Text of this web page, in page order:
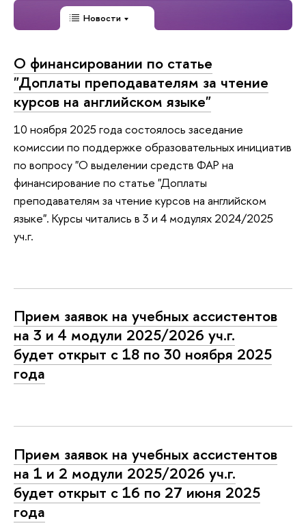
Новости
О финансировании по статье
"Доплаты преподавателям за чтение
курсов на английском языке"
10 ноября 2025 года состоялось заседание
комиссии по поддержке образовательных инициатив
по вопросу "О выделении средств ФАР на
финансирование по статье "Доплаты
преподавателям за чтение курсов на английском
языке". Курсы читались в 3 и 4 модулях 2024/2025
уч.г.
Прием заявок на учебных ассистентов
на 3 и 4 модули 2025/2026 уч.г.
будет открыт с 18 по 30 ноября 2025
года
Прием заявок на учебных ассистентов
на 1 и 2 модули 2025/2026 уч.г.
будет открыт с 16 по 27 июня 2025
года